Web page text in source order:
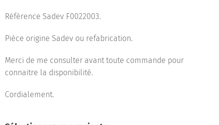
Référence Sadev F0022003.
Pièce origine Sadev ou refabrication.
Merci de me consulter avant toute commande pour
connaitre la disponibilité.
Cordialement.